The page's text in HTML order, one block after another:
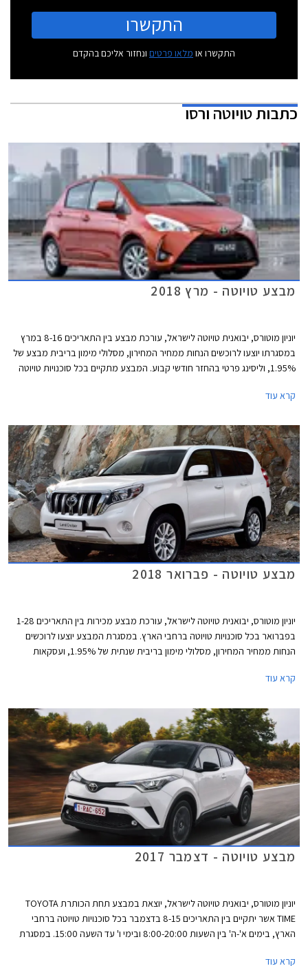
התקשרו
התקשרו או מלאו פרטים ונחזור אליכם בהקדם
כתבותטויוטה ורסו
מבצע טויוטה - מרץ 2018
יוניון מוטורס, יבואנית טויוטה לישראל, עורכת מבצע בין התאריכים 8-16 במרץ
במסגרתו יוצעו לרוכשים הנחות ממחיר המחירון, מסלולי מימון בריבית מבצע של
1.95%, וליסינג פרטי בהחזר חודשי קבוע. המבצע מתקיים בכל סוכנויות טויוטה
15:00.
קרא עוד
מבצע טויוטה - פברואר 2018
יוניון מוטורס, יבואנית טויוטה לישראל, עורכת מבצע מכירות בין התאריכים 1-28
בפברואר בכל סוכנויות טויוטה ברחבי הארץ. במסגרת המבצע יוצעו לרוכשים
הנחות ממחיר המחירון, מסלולי מימון בריבית שנתית של 1.95%, ועסקאות
קרא עוד
מבצע טויוטה - דצמבר 2017
יוניון מוטורס, יבואנית טויוטה לישראל, יוצאת במבצע תחת הכותרת TOYOTA
TIME אשר יתקיים בין התאריכים 8-15 בדצמבר בכל סוכנויות טויוטה ברחבי
הארץ, בימים א'-ה' בין השעות 8:00-20:00 ובימי ו' עד השעה 15:00. במסגרת
קרא עוד